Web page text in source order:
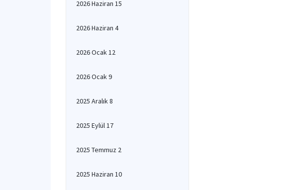
2026 Haziran 15
2026 Haziran 4
2026 Ocak 12
2026 Ocak 9
2025 Aralık 8
2025 Eylül 17
2025 Temmuz 2
2025 Haziran 10